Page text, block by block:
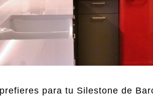
para tu Silestone de